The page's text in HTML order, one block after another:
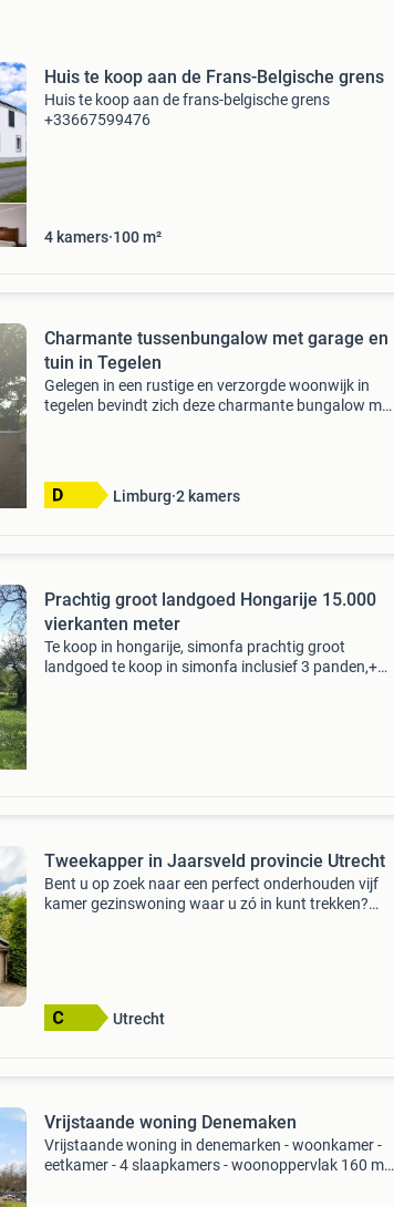
Huis te koop aan de Frans-Belgische grens
Huis te koop aan de frans-belgische grens
+33667599476
4 kamers 100 m²
Charmante tussenbungalow met garage en
tuin in Tegelen
Gelegen in een rustige en verzorgde woonwijk in
tegelen bevindt zich deze charmante bungalow met
Limburg 2 kamers
Prachtig groot landgoed Hongarije 15.000
vierkanten meter
Te koop in hongarije, simonfa prachtig groot
landgoed te koop in simonfa inclusief 3 panden,+
Tweekapper in Jaarsveld provincie Utrecht
Bent u op zoek naar een perfect onderhouden vijf
kamer gezinswoning waar u zó in kunt trekken?
Utrecht
Vrijstaande woning Denemaken
Vrijstaande woning in denemarken - woonkamer -
eetkamer - 4 slaapkamers - woonoppervlak 160 m3